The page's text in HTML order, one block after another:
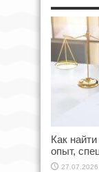
Как
опыт,